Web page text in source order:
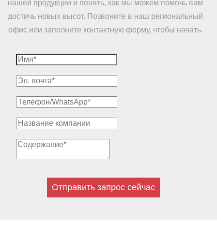
нашей продукции и понять, как мы можем помочь вам
достичь новых высот. Позвоните в наш региональный
офис или заполните контактную форму, чтобы начать.
Отправить запрос сейчас